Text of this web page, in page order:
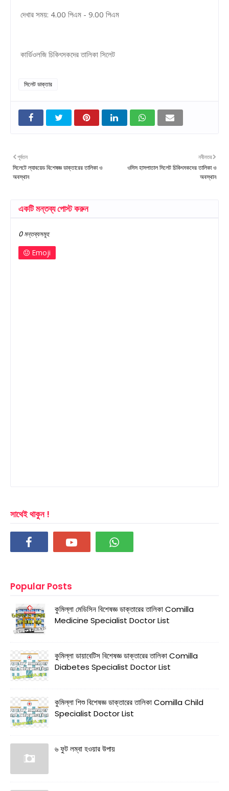
দেখার সময়: 4.00 পিএম - 9.00 পিএম
কার্ডিওলজি চিকিৎসকদের তালিকা সিলেট
সিলেট ডাক্তার
নবীনতর
ওসিস হাসপাতাল সিলেট চিকিৎসকদের তালিকা ও
অবস্থান
পূর্বতন
সিলেটে ল্যাবয়েড বিশেষজ্ঞ ডাক্তারের তালিকা ও
অবস্থান
একটি মন্তব্য পোস্ট করুন
0 মন্তব্যসমূহ
Emoji
সাথেই থাকুন !
Popular Posts
কুমিল্লা মেডিসিন বিশেষজ্ঞ ডাক্তারের তালিকা Comilla
Medicine Specialist Doctor List
কুমিল্লা ডায়াবেটিস বিশেষজ্ঞ ডাক্তারের তালিকা Comilla
Diabetes Specialist Doctor List
কুমিল্লা শিশু বিশেষজ্ঞ ডাক্তারের তালিকা Comilla Child
Specialist Doctor List
৬ ফুট লম্বা হওয়ার উপায়